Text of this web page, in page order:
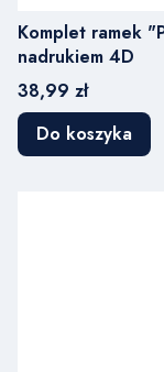
Komplet ramek
nadrukiem 4D
Cena
38,99 zł
Do koszyka